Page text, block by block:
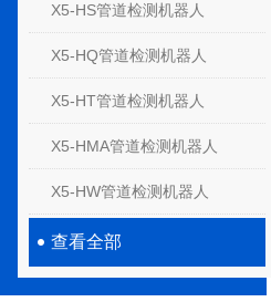
X5-HS管道检测机器人
X5-HQ管道检测机器人
X5-HT管道检测机器人
X5-HMA管道检测机器人
X5-HW管道检测机器人
查看全部